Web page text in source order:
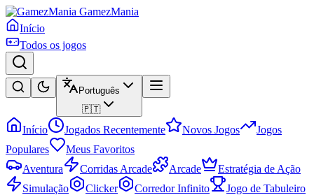
GamezMania
Início
Todos os jogos
Português
🇵🇹
Início Jogados Recentemente Novos Jogos
Jogos
Populares
Meus Favoritos
Aventura
Corridas Arcade Arcade
Estratégia de Ação
Simulação
Clicker Corredor Infinito
Jogo de Tabuleiro